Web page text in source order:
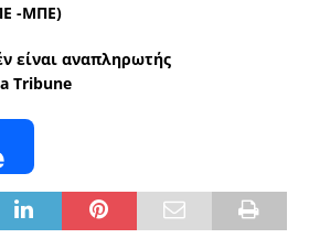
-ΜΠΕ)
είναι αναπληρωτής
Tribune